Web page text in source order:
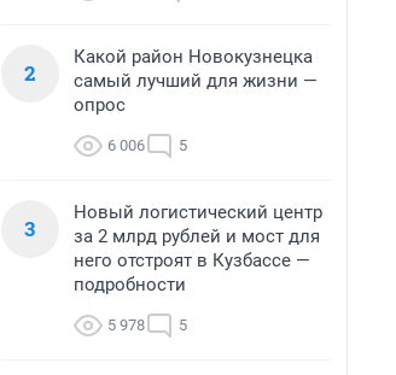
2
Какой район Новокузнецка
самый лучший для жизни —
опрос
6 006 5
3
Новый логистический центр
за 2 млрд рублей и мост для
него отстроят в Кузбассе —
подробности
5 978 5